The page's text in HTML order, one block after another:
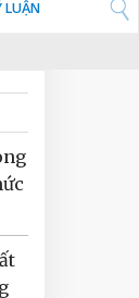
LUẬN